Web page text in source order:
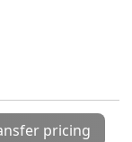
pricing